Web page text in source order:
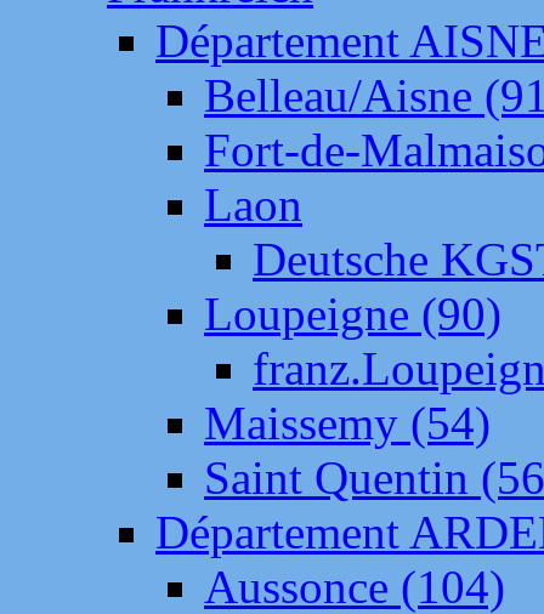
Département
Belleau/Aisne
Fort-de-
Laon
Deutsche
Loupeigne (90)
Maissemy (54)
Saint Quentin
Département
Aussonce (104)